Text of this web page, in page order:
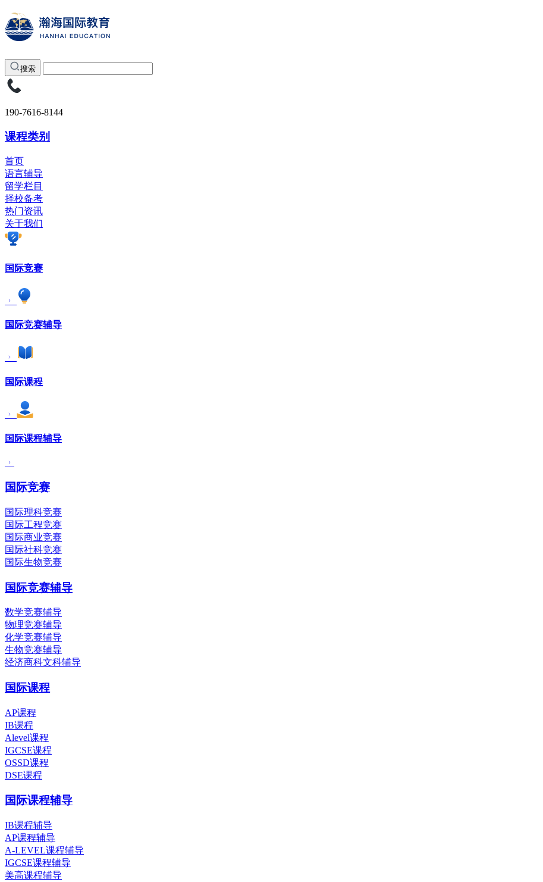
搜索
190-7616-8144
课程类别
首页
语言辅导
留学栏目
择校备考
热门资讯
关于我们
国际竞赛
国际竞赛辅导
国际课程
国际课程辅导
国际竞赛
国际理科竞赛
国际工程竞赛
国际商业竞赛
国际社科竞赛
国际生物竞赛
国际竞赛辅导
数学竞赛辅导
物理竞赛辅导
化学竞赛辅导
生物竞赛辅导
经济商科文科辅导
国际课程
AP课程
IB课程
Alevel课程
IGCSE课程
OSSD课程
DSE课程
国际课程辅导
IB课程辅导
AP课程辅导
A-LEVEL课程辅导
IGCSE课程辅导
美高课程辅导